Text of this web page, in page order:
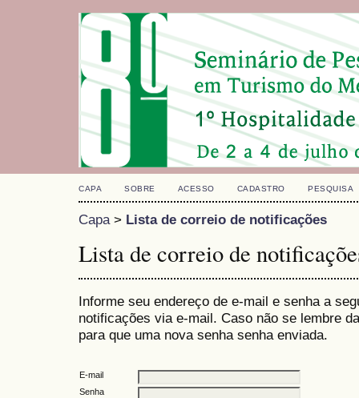
CAPA SOBRE ACESSO CADASTRO PESQUISA
Capa> Lista de correio de notificações
Lista de correio de
Informe seu endereço de e-mail e senha a
notificações via e-mail. Caso não se lembre
para que uma nova senha senha enviada.
E-mail
Senha